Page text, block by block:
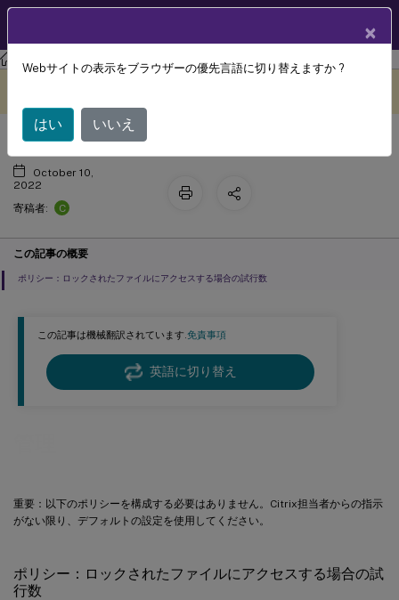
Profile Management Profile Management 2206
この記事は機械翻訳されています.免責事項
英語に切り替え
重要：以下のポリシーを構成する必要はありません。Citrix担当者からの指示
がない限り、デフォルトの設定を使用してください。
ポリシー：ロックされたファイルにアクセスする場合の試
行数
管理
October 10,
2022
寄稿者:
C
この記事の概要
ポリシー：ロックされたファイルにアクセスする場合の試行数
×
Webサイトの表示をブラウザーの優先言語に切り替えますか ?
はい いいえ